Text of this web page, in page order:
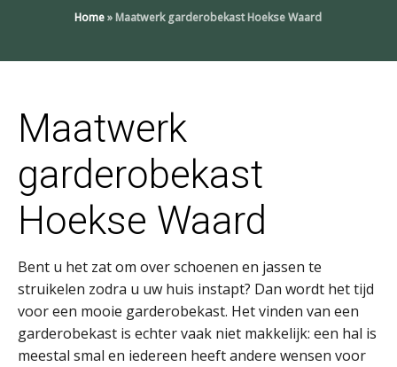
Home»Maatwerk garderobekast Hoekse Waard
Maatwerk
garderobekast
Hoekse Waard
Bent u het zat om over schoenen en jassen te
struikelen zodra u uw huis instapt? Dan wordt het tijd
voor een mooie garderobekast. Het vinden van een
garderobekast is echter vaak niet makkelijk: een hal is
meestal smal en iedereen heeft andere wensen voor